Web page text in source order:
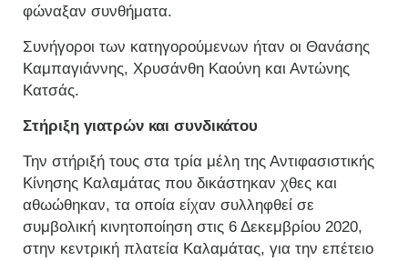
φώναξαν συνθήματα.
Συνήγοροι των κατηγορούμενων ήταν οι Θανάσης
Καμπαγιάννης, Χρυσάνθη Καούνη και Αντώνης
Κατσάς.
Στήριξη γιατρών και συνδικάτου
Την στήριξή τους στα τρία μέλη της Αντιφασιστικής
Κίνησης Καλαμάτας που δικάστηκαν χθες και
αθωώθηκαν, τα οποία είχαν συλληφθεί σε
συμβολική κινητοποίηση στις 6 Δεκεμβρίου 2020,
στην κεντρική πλατεία Καλαμάτας, για την επέτειο